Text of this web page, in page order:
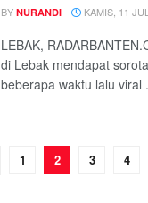
BY NURANDI KAMIS, 11
LEBAK,
di Lebak mendapat
beberapa waktu lalu viral
1 2 3 4